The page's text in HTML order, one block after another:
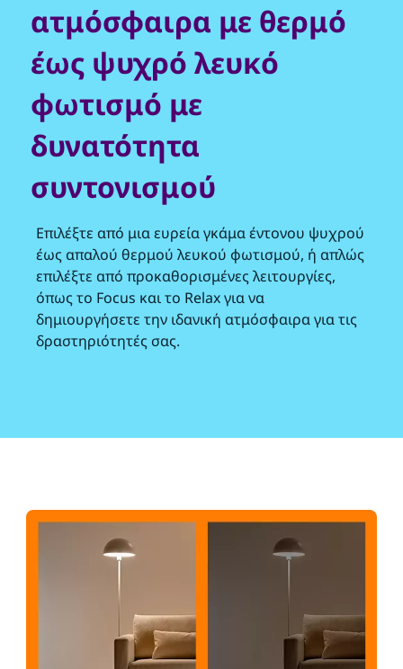
ατμόσφαιρα με θερμό
έως ψυχρό λευκό
φωτισμό με
δυνατότητα
συντονισμού
Επιλέξτε από μια ευρεία γκάμα έντονου ψυχρού
έως απαλού θερμού λευκού φωτισμού, ή απλώς
επιλέξτε από προκαθορισμένες λειτουργίες,
όπως το Focus και το Relax για να
δημιουργήσετε την ιδανική ατμόσφαιρα για τις
δραστηριότητές σας.